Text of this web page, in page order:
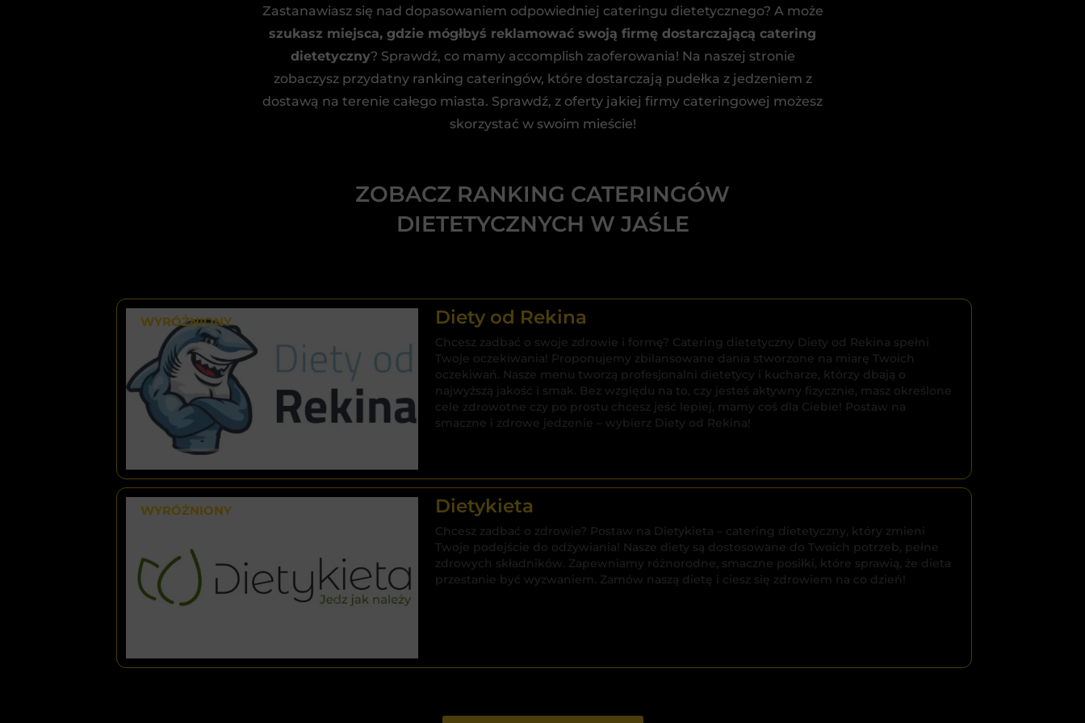
Zastanawiasz się nad dopasowaniem odpowiedniej cateringu dietetycznego? A może
szukasz miejsca, gdzie mógłbyś reklamować swoją firmę dostarczającą catering
dietetyczny? Sprawdź, co mamy accomplish zaoferowania! Na naszej stronie
zobaczysz przydatny ranking cateringów, które dostarczają pudełka z jedzeniem z
dostawą na terenie całego miasta. Sprawdź, z oferty jakiej firmy cateringowej możesz
skorzystać w swoim mieście!
ZOBACZ RANKING CATERINGÓW
DIETETYCZNYCH W JAŚLE
WYRÓŻNIONY Diety od Rekina
Chcesz zadbać o swoje zdrowie i formę? Catering dietetyczny Diety od Rekina spełni
Twoje oczekiwania! Proponujemy zbilansowane dania stworzone na miarę Twoich
oczekiwań. Nasze menu tworzą profesjonalni dietetycy i kucharze, którzy dbają o
najwyższą jakość i smak. Bez względu na to, czy jesteś aktywny fizycznie, masz określone
cele zdrowotne czy po prostu chcesz jeść lepiej, mamy coś dla Ciebie! Postaw na
smaczne i zdrowe jedzenie – wybierz Diety od Rekina!
WYRÓŻNIONY Dietykieta
Chcesz zadbać o zdrowie? Postaw na Dietykieta – catering dietetyczny, który zmieni
Twoje podejście do odżywiania! Nasze diety są dostosowane do Twoich potrzeb, pełne
zdrowych składników. Zapewniamy różnorodne, smaczne posiłki, które sprawią, że dieta
przestanie być wyzwaniem. Zamów naszą dietę i ciesz się zdrowiem na co dzień!